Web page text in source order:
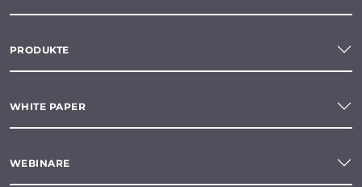
PRODUKTE
WHITE PAPER
WEBINARE